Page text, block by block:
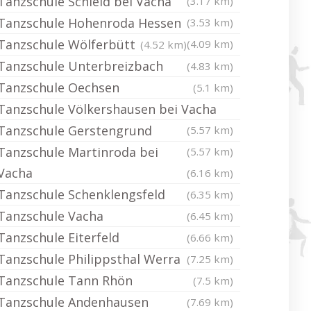
(3.53 km)
Hohenroda Hessen
(4.09 km)
Wölferbütt (4.52 km)
Unterbreizbach (4.83 km)
Oechsen (5.1 km)
Völkershausen bei Vacha
(5.57 km)
Gerstengrund
(5.57 km)
Martinroda bei
(6.16 km)
Schenklengsfeld (6.35 km)
Vacha (6.45 km)
Eiterfeld (6.66 km)
Philippsthal Werra (7.25 km)
Tann Rhön (7.5 km)
Andenhausen (7.69 km)